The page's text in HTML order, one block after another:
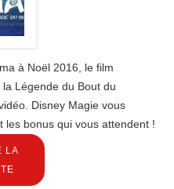
à Noël 2016, le film
la Légende du Bout du
Disney Magie vous
les bonus qui vous attendent !
LA